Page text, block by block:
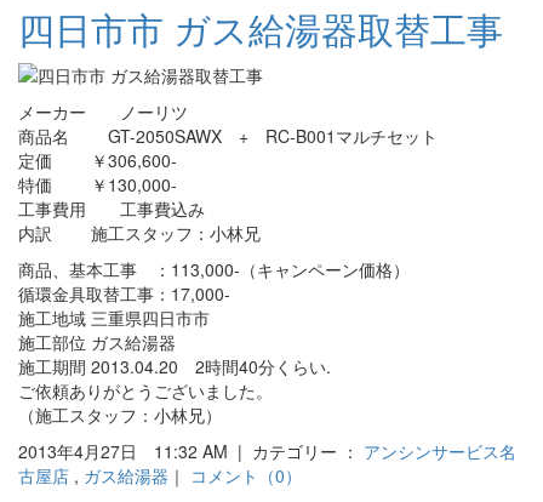
四日市市 ガス給湯器取替工事
メーカー ノーリツ
商品名 GT-2050SAWX + RC-B001マルチセット
定価 ￥306,600-
特価 ￥130,000-
工事費用 工事費込み
内訳 施工スタッフ：小林兄
商品、基本工事 ：113,000-（キャンペーン価格）
循環金具取替工事：17,000-
施工地域 三重県四日市市
施工部位 ガス給湯器
施工期間 2013.04.20 2時間40分くらい.
ご依頼ありがとうございました。
（施工スタッフ：小林兄）
2013年4月27日 11:32 AM | カテゴリー ： アンシンサービス名
古屋店 , ガス給湯器 ｜ コメント（0）